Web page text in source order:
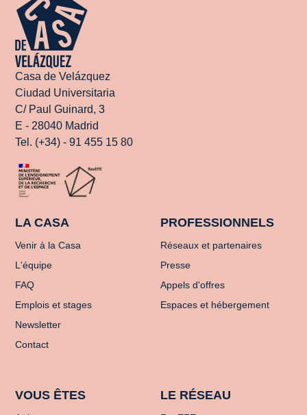
Casa de Velázquez
Ciudad Universitaria
C/ Paul Guinard, 3
E - 28040 Madrid
Tel. (+34) - 91 455 15 80
LA CASA
Venir à la Casa
L'équipe
FAQ
Emplois et stages
Newsletter
Contact
PROFESSIONNELS
Réseaux et partenaires
Presse
Appels d'offres
Espaces et hébergement
VOUS ÊTES LE RÉSEAU